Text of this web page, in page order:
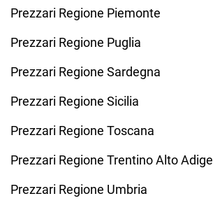
Prezzari Regione Piemonte
Prezzari Regione Puglia
Prezzari Regione Sardegna
Prezzari Regione Sicilia
Prezzari Regione Toscana
Prezzari Regione Trentino Alto Adige
Prezzari Regione Umbria